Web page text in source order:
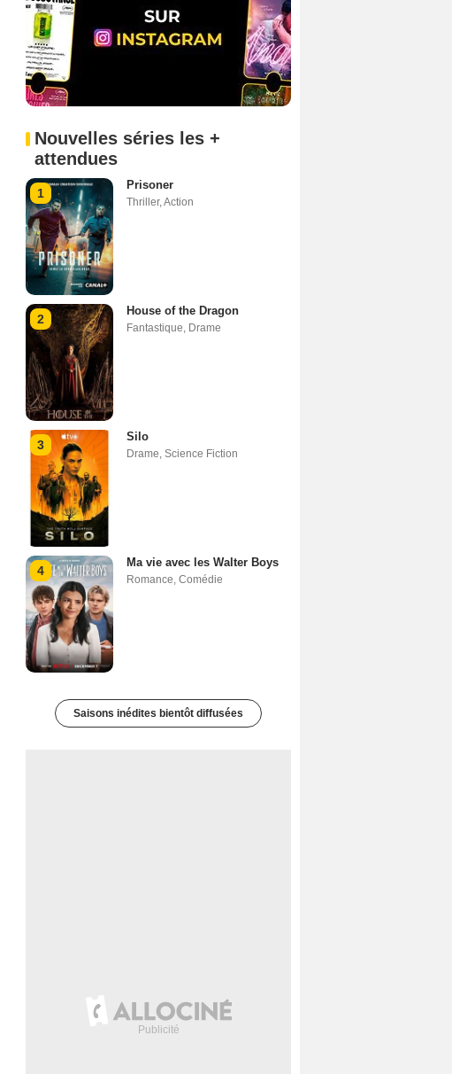
Nouvelles séries les +
attendues
1
Prisoner
Thriller,Action
2
House of the Dragon
Fantastique, Drame
3
Silo
Drame, Science Fiction
4
Ma vie avec les Walter Boys
Romance, Comédie
Saisons inédites bientôt diffusées